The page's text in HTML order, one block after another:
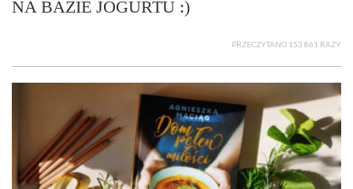
NA BAZIE JOGURTU :)
PRZECZYTANO 153 861 RAZY